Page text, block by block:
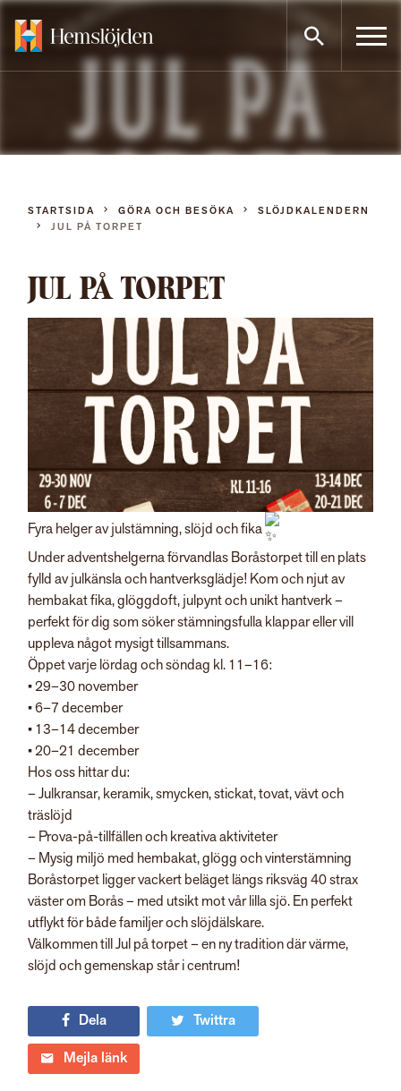
Gå
innehållet
STARTSIDA GÖRA OCH BESÖKA
SLÖJDKALENDERN
JUL PÅ TORPET
JUL PÅ TORPET
Fyra helger av julstämning, slöjd och fika
Under adventshelgerna förvandlas Boråstorpet till en plats
fylld av julkänsla och hantverksglädje! Kom och njut av
hembakat fika, glöggdoft, julpynt och unikt hantverk –
perfekt för dig som söker stämningsfulla klappar eller vill
uppleva något mysigt tillsammans.
Öppet varje lördag och söndag kl. 11–16:
• 29–30 november
• 6–7 december
• 13–14 december
• 20–21 december
Hos oss hittar du:
– Julkransar, keramik, smycken, stickat, tovat, vävt och
träslöjd
– Prova-på-tillfällen och kreativa aktiviteter
– Mysig miljö med hembakat, glögg och vinterstämning
Boråstorpet ligger vackert beläget längs riksväg 40 strax
väster om Borås – med utsikt mot vår lilla sjö. En perfekt
utflykt för både familjer och slöjdälskare.
Välkommen till Jul på torpet – en ny tradition där värme,
slöjd och gemenskap står i centrum!
Dela
Twittra
Mejla länk